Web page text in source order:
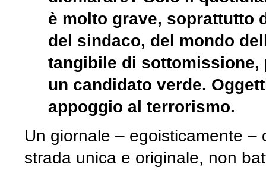
è molto grave, soprattutto
del sindaco, del mondo
tangibile di sottomissione,
un candidato verde.
appoggio al terrorismo.
Un giornale – egoisticamente
strada unica e originale, non